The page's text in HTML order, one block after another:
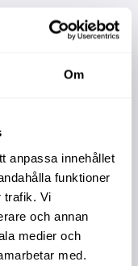
Om
anpassa innehållet
funktioner
trafik. Vi
och annan
medier och
med.